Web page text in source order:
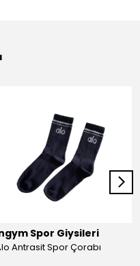
Spor Giysileri
Antrasit Spor Çorabı